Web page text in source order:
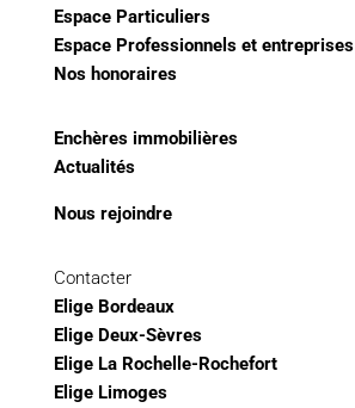
Espace Particuliers
Espace Professionnels et entreprises
Nos honoraires
Enchères immobilières
Actualités
Nous rejoindre
Contacter
Elige Bordeaux
Elige Deux-Sèvres
Elige La Rochelle-Rochefort
Elige Limoges